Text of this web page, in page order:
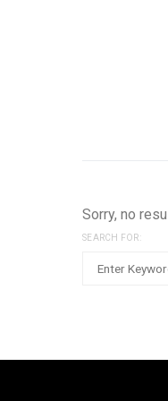
Sorry, no
SEARCH FOR: